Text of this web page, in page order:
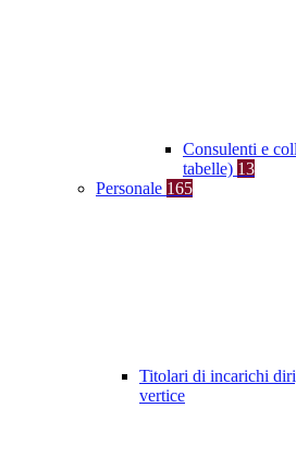
Consulenti e
tabelle) 13
Personale 165
Titolari di incarichi
vertice